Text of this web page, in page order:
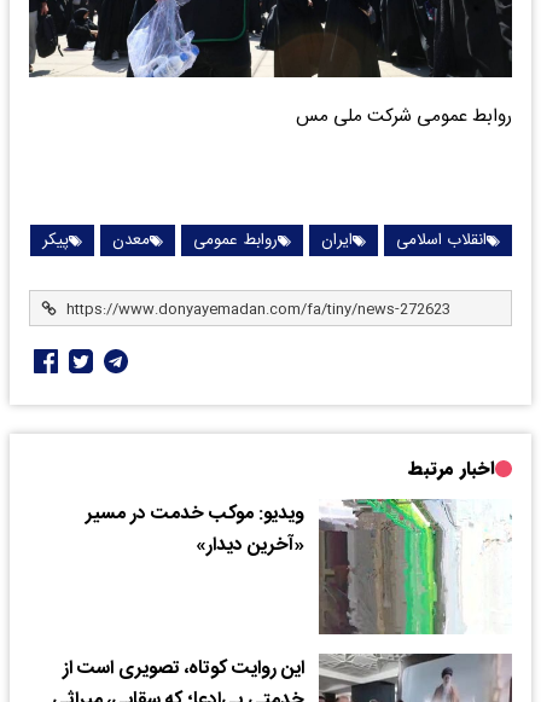
روابط عمومی شرکت ملی مس
انقلاب اسلامی ایران روابط عمومی معدن پیکر
اخبار مرتبط
ویدیو: موکب خدمت در مسیر
«آخرین دیدار»
این روایت کوتاه، تصویری است از